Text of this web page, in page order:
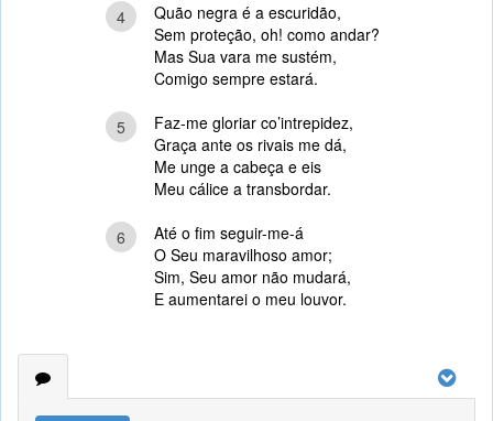
4
Quão negra é a escuridão,
Sem proteção, oh! como andar?
Mas Sua vara me sustém,
Comigo sempre estará.
5
Faz-me gloriar co’intrepidez,
Graça ante os rivais me dá,
Me unge a cabeça e eis
Meu cálice a transbordar.
6
Até o fim seguir-me-á
O Seu maravilhoso amor;
Sim, Seu amor não mudará,
E aumentarei o meu louvor.